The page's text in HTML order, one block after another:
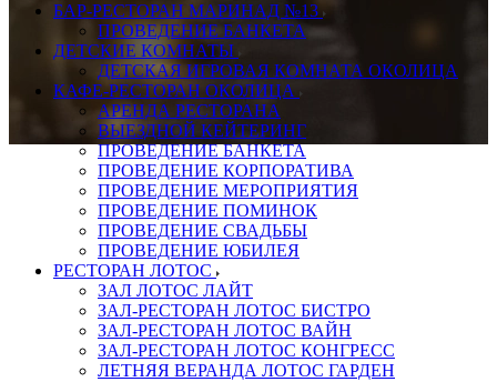
БАР-РЕСТОРАН МАРИНАД №13
ПРОВЕДЕНИЕ БАНКЕТА
ДЕТСКИЕ КОМНАТЫ
ДЕТСКАЯ ИГРОВАЯ КОМНАТА ОКОЛИЦА
КАФЕ-РЕСТОРАН ОКОЛИЦА
АРЕНДА РЕСТОРАНА
ВЫЕЗДНОЙ КЕЙТЕРИНГ
ПРОВЕДЕНИЕ БАНКЕТА
ПРОВЕДЕНИЕ КОРПОРАТИВА
ПРОВЕДЕНИЕ МЕРОПРИЯТИЯ
ПРОВЕДЕНИЕ ПОМИНОК
ПРОВЕДЕНИЕ СВАДЬБЫ
ПРОВЕДЕНИЕ ЮБИЛЕЯ
РЕСТОРАН ЛОТОС
ЗАЛ ЛОТОС ЛАЙТ
ЗАЛ-РЕСТОРАН ЛОТОС БИСТРО
ЗАЛ-РЕСТОРАН ЛОТОС ВАЙН
ЗАЛ-РЕСТОРАН ЛОТОС КОНГРЕСС
ЛЕТНЯЯ ВЕРАНДА ЛОТОС ГАРДЕН